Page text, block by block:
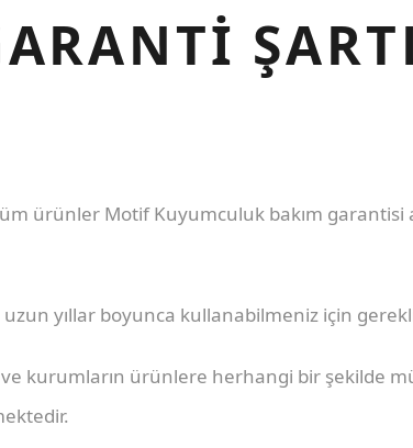
ürünler Motif Kuyumculuk bakım garantisi
yıllar boyunca kullanabilmeniz için
ve kurumların ürünlere herhangi bir şekilde